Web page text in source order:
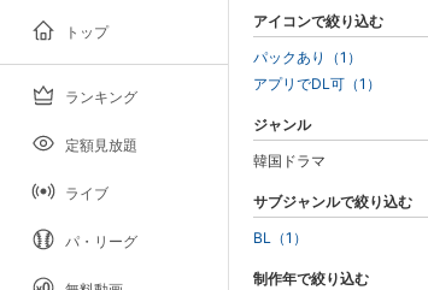
トップ
ランキング
定額見放題
ライブ
パ・リーグ
アイコンで絞り込む
パックあり（1）
アプリでDL可（1）
ジャンル
韓国ドラマ
サブジャンルで絞り込む
BL（1）
制作年で絞り込む